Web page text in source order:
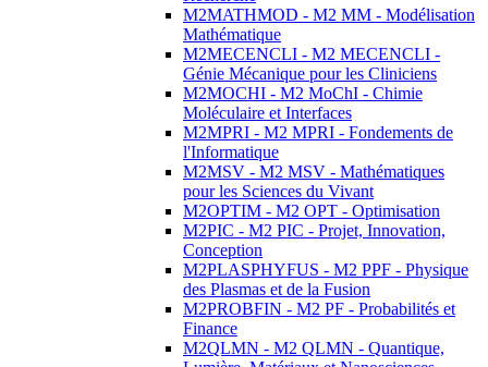
M2MATHMOD - M2 MM - Modélisation
Mathématique
M2MECENCLI - M2 MECENCLI -
Génie Mécanique pour les Cliniciens
M2MOCHI - M2 MoChI - Chimie
Moléculaire et Interfaces
M2MPRI - M2 MPRI - Fondements de
l'Informatique
M2MSV - M2 MSV - Mathématiques
pour les Sciences du Vivant
M2OPTIM - M2 OPT - Optimisation
M2PIC - M2 PIC - Projet, Innovation,
Conception
M2PLASPHYFUS - M2 PPF - Physique
des Plasmas et de la Fusion
M2PROBFIN - M2 PF - Probabilités et
Finance
M2QLMN - M2 QLMN - Quantique,